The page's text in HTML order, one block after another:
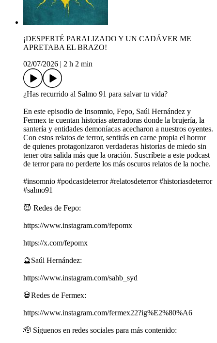
¡DESPERTÉ PARALIZADO Y UN CADÁVER ME
APRETABA EL BRAZO!
02/07/2026
2 h 2 min
¿Has recurrido al Salmo 91 para salvar tu vida?
En este episodio de Insomnio, Fepo, Saúl Hernández y
Fermex te cuentan historias aterradoras donde la brujería, la
santería y entidades demoníacas acecharon a nuestros oyentes.
Con estos relatos de terror, sentirás en carne propia el horror
de quienes protagonizaron verdaderas historias de miedo sin
tener otra salida más que la oración. Suscríbete a este podcast
de terror para no perderte los más oscuros relatos de la noche.
#insomnio #podcastdeterror #relatosdeterror #historiasdeterror
#salmo91
😈 Redes de Fepo:
https://www.instagram.com/fepomx
https://x.com/fepomx
🔮Saúl Hernández:
https://www.instagram.com/sahb_syd
💀Redes de Fermex:
https://www.instagram.com/fermex22?ig%E2%80%A6
🫡 Síguenos en redes sociales para más contenido: